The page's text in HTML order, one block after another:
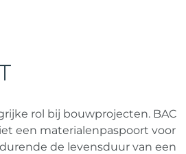
rol bij bouwprojecten. BAC
een materialenpaspoort voor
de levensduur van een